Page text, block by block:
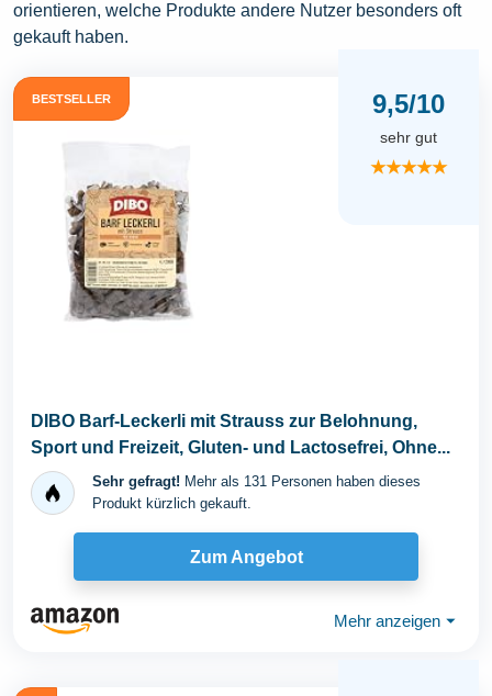
orientieren, welche Produkte andere Nutzer besonders oft
gekauft haben.
BESTSELLER 9,5/10
sehr gut
★★★★★
DIBO Barf-Leckerli mit Strauss zur Belohnung,
Sport und Freizeit, Gluten- und Lactosefrei, Ohne...
Sehr gefragt! Mehr als 131 Personen haben dieses
Produkt kürzlich gekauft.
Zum Angebot
Mehr anzeigen ⏷